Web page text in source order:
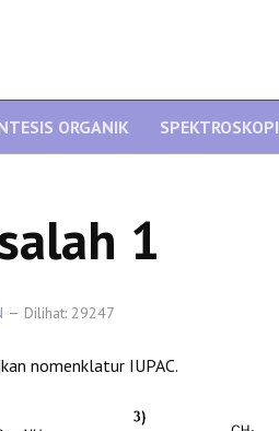
ORGANIK SPEKTROSKOPI
1
Dilihat: 29247
nomenklatur IUPAC.